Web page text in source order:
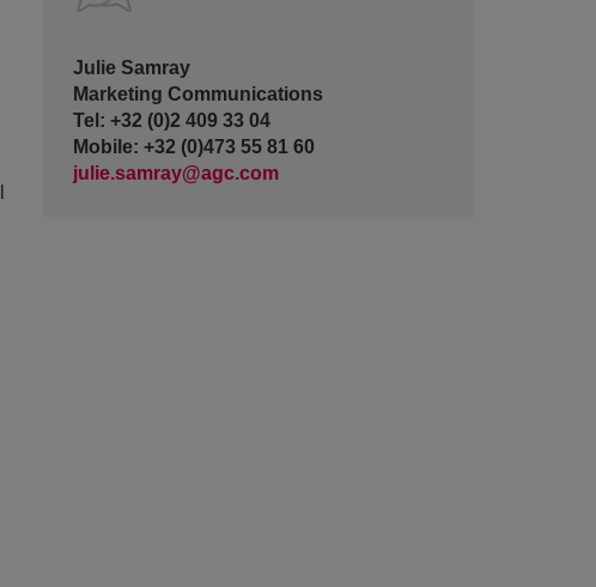
Julie Samray
Marketing Communications
Tel: +32 (0)2 409 33 04
Mobile: +32 (0)473 55 81 60
julie.samray@agc.com